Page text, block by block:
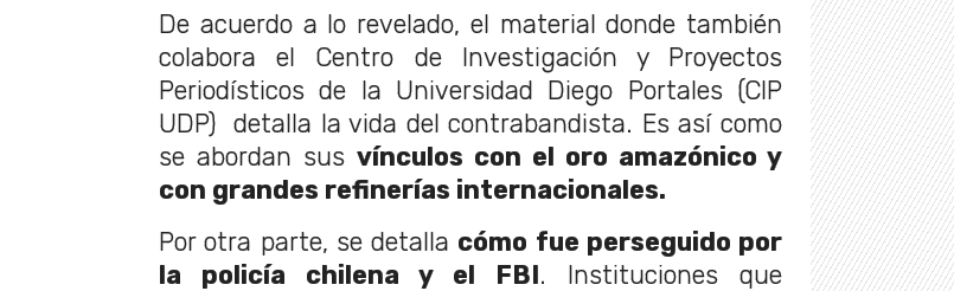
De acuerdo a lo revelado, el material donde también
colabora el Centro de Investigación y Proyectos
Periodísticos de la Universidad Diego Portales (CIP
UDP) detalla la vida del contrabandista. Es así como
se abordan sus vínculos con el oro amazónico y
con grandes refinerías internacionales.
Por otra parte, se detalla cómo fue perseguido por
la policía chilena y el FBI. Instituciones que